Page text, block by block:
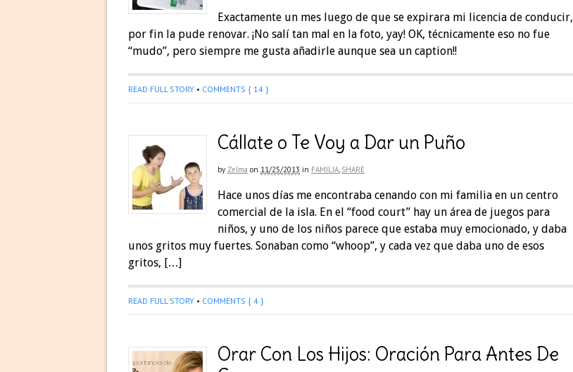
Exactamente un mes luego de que se expirara mi licencia de conducir,
por fin la pude renovar. ¡No salí tan mal en la foto, yay! OK, técnicamente eso no fue
“mudo”, pero siempre me gusta añadirle aunque sea un caption!!
READ FULL STORY • COMMENTS { 14 }
Cállate o Te Voy a Dar un Puño
by Zelma on 11/25/2013 in FAMILIA, SHARE
Hace unos días me encontraba cenando con mi familia en un centro
comercial de la isla. En el “food court” hay un área de juegos para
niños, y uno de los niños parece que estaba muy emocionado, y daba
unos gritos muy fuertes. Sonaban como “whoop”, y cada vez que daba uno de esos
gritos, […]
READ FULL STORY • COMMENTS { 4 }
Orar Con Los Hijos: Oración Para Antes De